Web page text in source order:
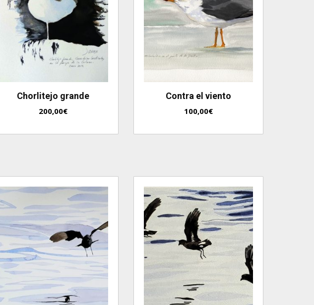
Chorlitejo grande
200,00€
Contra el viento
100,00€